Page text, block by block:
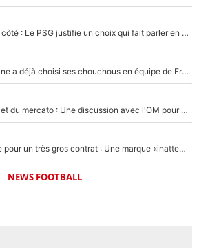
Lucas Chevalier laissé de côté : Le PSG justifie un choix qui fait parler en plein mercato
Olise, Doué, Cherki… Zidane a déjà choisi ses chouchous en équipe de France ? L’IA annonce des surprises sans Kylian Mbappé !
Amine Gouiri est très inquiet du mercato : Une discussion avec l'OM pour acter son transfert !
Kylian Mbappé lâche Nike pour un très gros contrat : Une marque «inattendue» va frapper très fort
NEWS FOOTBALL